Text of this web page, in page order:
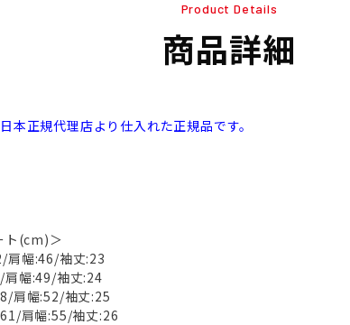
Product Details
商品詳細
本正規代理店より仕入れた正規品です。
ト(cm)＞
肩幅:46/袖丈:23
肩幅:49/袖丈:24
肩幅:52/袖丈:25
肩幅:55/袖丈:26